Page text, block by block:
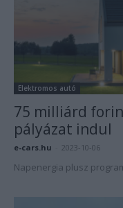
Elektromos autó
75 milliárd
pályázat indul
e-cars.hu 2023-10-06
Napenergia plusz